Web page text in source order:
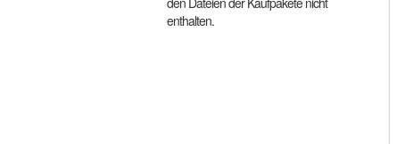
enthalten.